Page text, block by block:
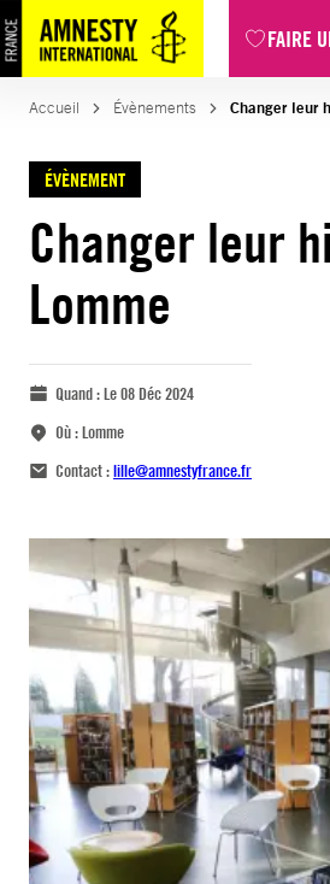
FAIRE
Accueil Évènements Changer leur
ÉVÈNEMENT
Changer leur
Lomme
Quand :Le 08 Déc 2024
Où :Lomme
Contact :lille@amnestyfrance.fr